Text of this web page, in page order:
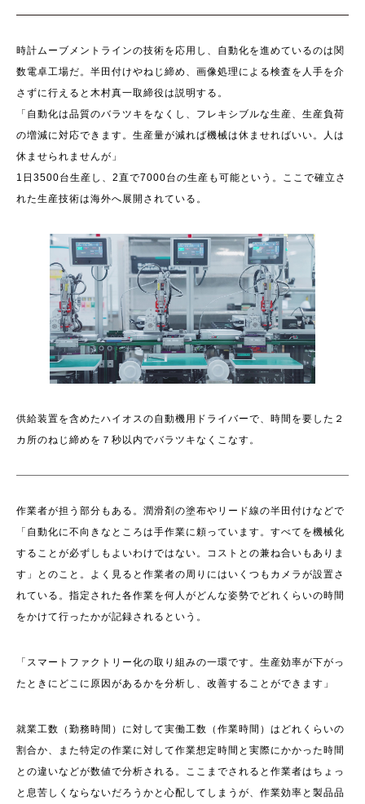
時計ムーブメントラインの技術を応用し、自動化を進めているのは関
数電卓工場だ。半田付けやねじ締め、画像処理による検査を人手を介
さずに行えると木村真一取締役は説明する。
「自動化は品質のバラツキをなくし、フレキシブルな生産、生産負荷
の増減に対応できます。生産量が減れば機械は休ませればいい。人は
休ませられませんが」
1日3500台生産し、2直で7000台の生産も可能という。ここで確立さ
れた生産技術は海外へ展開されている。
供給装置を含めたハイオスの自動機用ドライバーで、時間を要した２
カ所のねじ締めを７秒以内でバラツキなくこなす。
作業者が担う部分もある。潤滑剤の塗布やリード線の半田付けなどで
「自動化に不向きなところは手作業に頼っています。すべてを機械化
することが必ずしもよいわけではない。コストとの兼ね合いもありま
す」とのこと。よく見ると作業者の周りにはいくつもカメラが設置さ
れている。指定された各作業を何人がどんな姿勢でどれくらいの時間
をかけて行ったかが記録されるという。
「スマートファクトリー化の取り組みの一環です。生産効率が下がっ
たときにどこに原因があるかを分析し、改善することができます」
就業工数（勤務時間）に対して実働工数（作業時間）はどれくらいの
割合か、また特定の作業に対して作業想定時間と実際にかかった時間
との違いなどが数値で分析される。ここまでされると作業者はちょっ
と息苦しくならないだろうかと心配してしまうが、作業効率と製品品